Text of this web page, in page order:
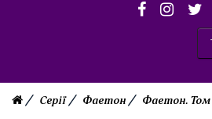
Серії Фаетон Фаетон.